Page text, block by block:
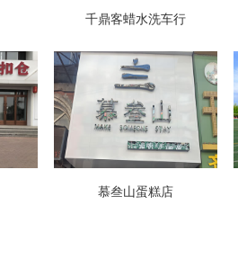
千鼎客蜡水洗车行
慕叁山蛋糕店